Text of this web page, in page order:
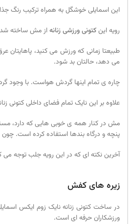
این اسمایلی خوشگل به همراه ترکیب رنگ
رویه اینکتونی ورزشی زنانهاز مش ساخته
طبیعتا زمانی که ورزش می کنید،
می دهد، حالتان بد شود.
چاره ی تمام اینها گردش هواست. با وجود
علاوه بر این نایک تمام فضای داخلی کتونی
پنچه و درگاه بندها استفاده کرده است.
آخرین نکته ای که در این رویه جلب توجه
زیره های کفش
ورزشکاران حرفه ای است.